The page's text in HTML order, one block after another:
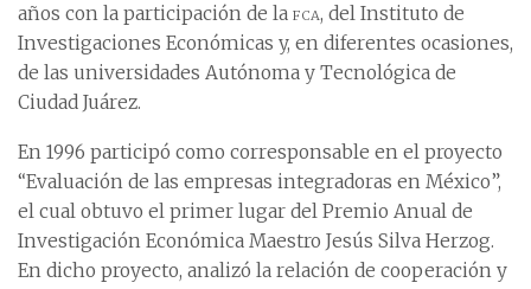
años con la participación de la fca, del Instituto de
Investigaciones Económicas y, en diferentes ocasiones,
de las universidades Autónoma y Tecnológica de
Ciudad Juárez.
En 1996 participó como corresponsable en el proyecto
“Evaluación de las empresas integradoras en México”,
el cual obtuvo el primer lugar del Premio Anual de
Investigación Económica Maestro Jesús Silva Herzog.
En dicho proyecto, analizó la relación de cooperación y